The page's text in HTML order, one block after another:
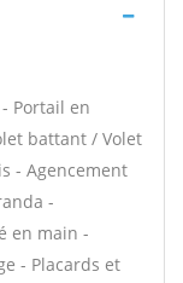
Portail en
battant / Volet
- Agencement
-
en main -
- Placards et